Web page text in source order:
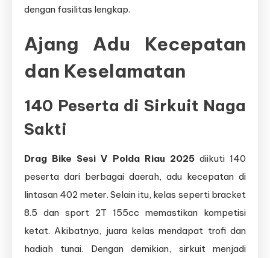
dengan fasilitas lengkap.
Ajang Adu Kecepatan
dan Keselamatan
140 Peserta di Sirkuit Naga
Sakti
Drag Bike Sesi V Polda Riau 2025diikuti 140
peserta dari berbagai daerah, adu kecepatan di
lintasan 402 meter. Selain itu, kelas seperti bracket
8.5 dan sport 2T 155cc memastikan kompetisi
ketat. Akibatnya, juara kelas mendapat trofi dan
hadiah tunai. Dengan demikian, sirkuit menjadi